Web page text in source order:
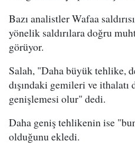
Bazı analistler Wafaa
yönelik saldırılara doğru
görüyor.
Salah, "Daha büyük tehlike,
dışındaki gemileri ve ithalatı
genişlemesi olur" dedi.
Daha geniş tehlikenin ise
olduğunu ekledi.